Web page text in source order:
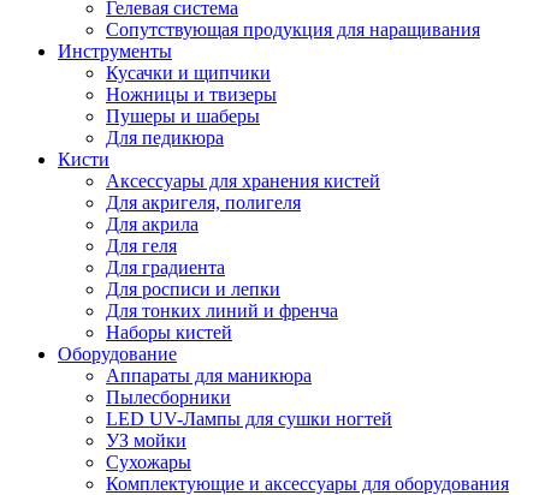
Гелевая система
Сопутствующая продукция для наращивания
Инструменты
Кусачки и щипчики
Ножницы и твизеры
Пушеры и шаберы
Для педикюра
Кисти
Аксессуары для хранения кистей
Для акригеля, полигеля
Для акрила
Для геля
Для градиента
Для росписи и лепки
Для тонких линий и френча
Наборы кистей
Оборудование
Аппараты для маникюра
Пылесборники
LED UV-Лампы для сушки ногтей
УЗ мойки
Сухожары
Комплектующие и аксессуары для оборудования